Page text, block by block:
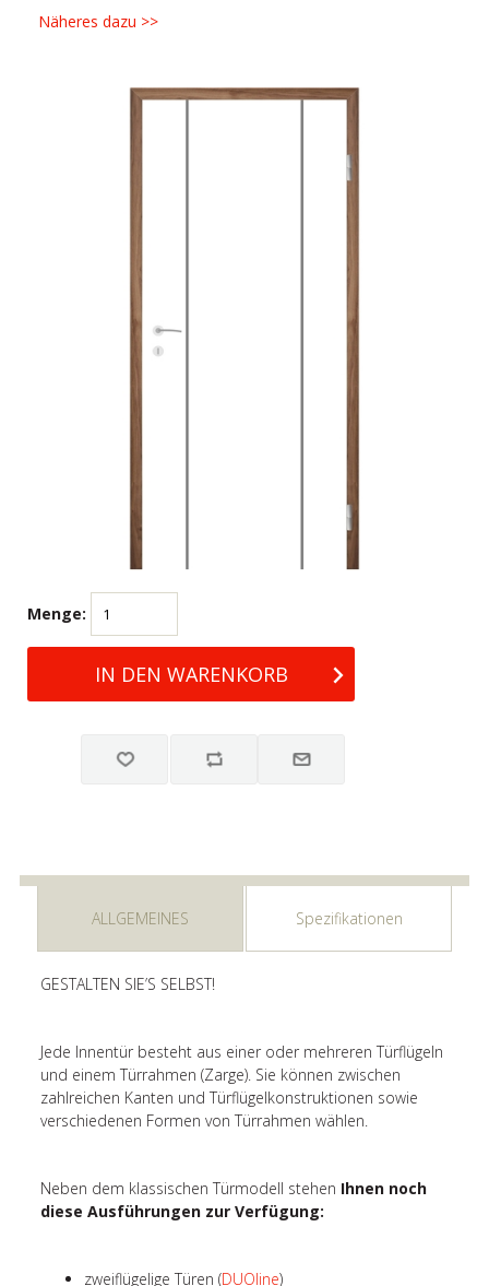
Näheres dazu >>
Menge:
ALLGEMEINES Spezifikationen
GESTALTEN SIE’S SELBST!
Jede Innentür besteht aus einer oder mehreren Türflügeln
und einem Türrahmen (Zarge). Sie können zwischen
zahlreichen Kanten und Türflügelkonstruktionen sowie
verschiedenen Formen von Türrahmen wählen.
Neben dem klassischen Türmodell stehen Ihnen noch
diese Ausführungen zur Verfügung:
zweiflügelige Türen (DUOline)